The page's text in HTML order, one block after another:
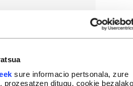
sure informacio pertsonala, zure
prozesatzen ditugu, cookie bezalako